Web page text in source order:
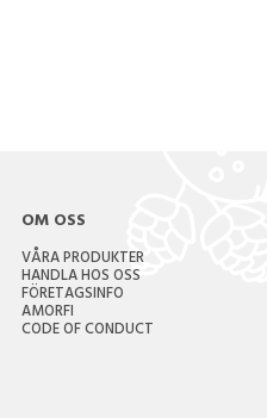
OM OSS
VÅRA PRODUKTER
HANDLA HOS OSS
FÖRETAGSINFO
AMORFI
CODE OF CONDUCT